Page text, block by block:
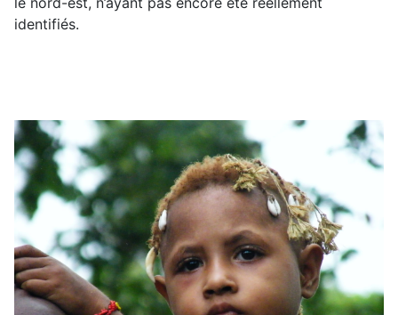
identifiés.